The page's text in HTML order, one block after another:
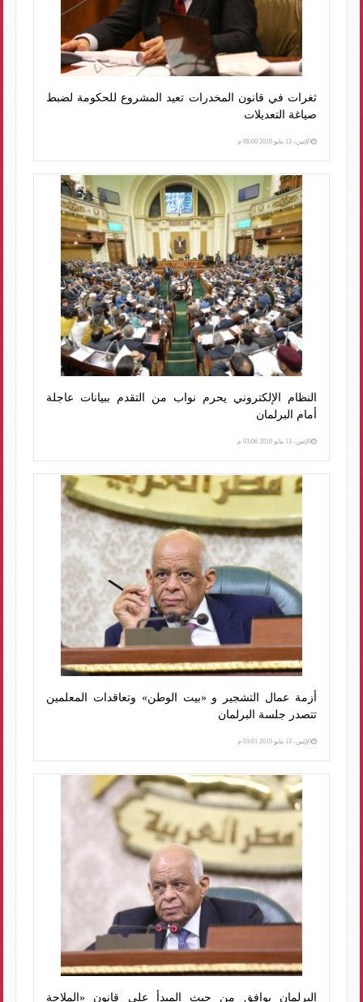
ثغرات في قانون المخدرات تعيد المشروع للحكومة لضبط
صياغة التعديلات
الإثنين، 13 مايو 2019 08:00 م
النظام الإلكتروني يحرم نواب من التقدم ببيانات عاجلة
أمام البرلمان
الإثنين، 13 مايو 2019 03:06 م
أزمة عمال التشجير و «بيت الوطن» وتعاقدات المعلمين
تتصدر جلسة البرلمان
الإثنين، 13 مايو 2019 03:01 م
البرلمان يوافق من حيث المبدأ على قانون «الملاحة